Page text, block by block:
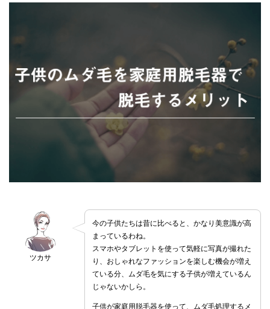
ツカサ
今の子供たちは昔に比べると、かなり美意識が高
まっているわね。
スマホやタブレットを使って気軽に写真が撮れた
り、おしゃれなファッションを楽しむ機会が増え
ている分、ムダ毛を気にする子供が増えているん
じゃないかしら。
子供が家庭用脱毛器を使って、ムダ毛処理するメ